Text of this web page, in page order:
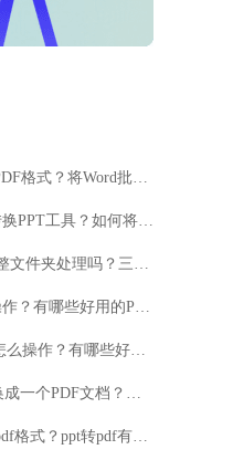
1.Word文件如何转成PDF格式？将Word批量转成PDF要怎么操作？
2.有哪些好用的PDF转换PPT工具？如何将PDF转换成PPT文件？
3.pdf批量去水印支持整文件夹处理吗？三款好用的PDF批量去水印工具！
4.PDF加页码要怎么操作？有哪些好用的PDF加页码方法？
5.word转excel表格要怎么操作？有哪些好用的word转换exce表格方法？
6.如何将多个图片转换成一个PDF文档？批量图片转PDF要怎么操作？
7.如何批量将ppt转成pdf格式？ppt转pdf有哪些好用的工具？